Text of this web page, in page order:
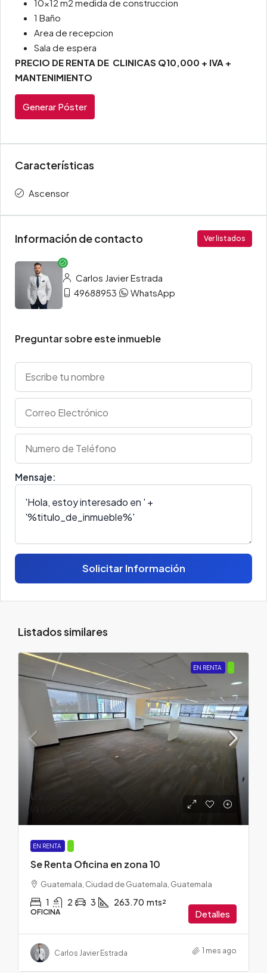
10×12 m2 medida de construccion
1 Baño
Area de recepcion
Sala de espera
PRECIO DE RENTA DE CLINICAS Q10,000 + IVA +
MANTENIMIENTO
Generar Póster
Características
Ascensor
Información de contacto Ver listados
Carlos Javier Estrada
49688953
WhatsApp
Preguntar sobre este inmueble
Mensaje:
Solicitar Información
Listados similares
EN RENTA
U$3,000.00
U$3,000.00
EN RENTA
Se Renta Oficina en zona 10
Guatemala, Ciudad de Guatemala, Guatemala
1 2 3 263.70 mts²
OFICINA Detalles
Carlos Javier Estrada 1 mes ago